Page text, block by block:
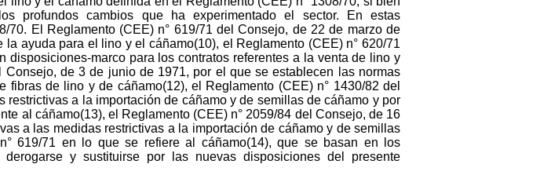
profundos cambios que ha experimentado el sector. En estas
70. El Reglamento (CEE) n° 619/71 del Consejo, de 22 de marzo de
ayuda para el lino y el cáñamo(10), el Reglamento (CEE) n° 620/71
marco para los contratos referentes a la venta de lino y
de 3 de junio de 1971, por el que se establecen las normas
de lino y de cáñamo(12), el Reglamento (CEE) n° 1430/82 del
a la importación de cáñamo y de semillas de cáñamo y por
al cáñamo(13), el Reglamento (CEE) n° 2059/84 del Consejo, de 16
a las medidas restrictivas a la importación de cáñamo y de semillas
619/71 en lo que se refiere al cáñamo(14), que se basan en los
y sustituirse por las nuevas disposiciones del presente